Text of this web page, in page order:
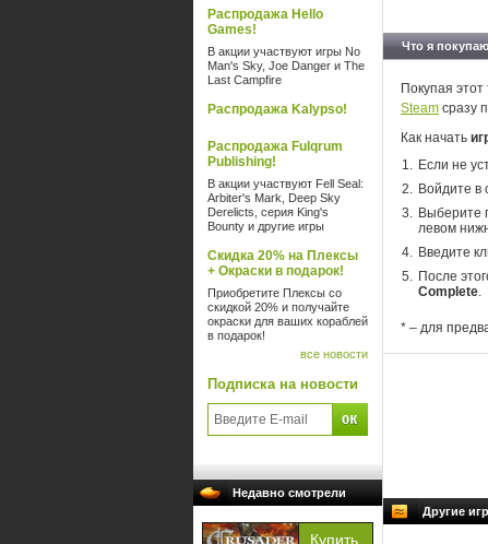
Распродажа Hello
Games!
В акции участвуют игры No
Man's Sky, Joe Danger и The
Last Campfire
Распродажа Kalypso!
Распродажа Fulqrum
Publishing!
В акции участвуют Fell Seal:
Arbiter's Mark, Deep Sky
Derelicts, серия King's
Bounty и другие игры
Скидка 20% на Плексы
+ Окраски в подарок!
Приобретите Плексы со
скидкой 20% и получайте
окраски для ваших кораблей
в подарок!
все новости
Подписка на новости
Недавно смотрели
Что я покупаю
Покупая этот
Steam сразу
Как начать
Если не
Войдите в
Выберите
левом
Введите
После
Complete.
* – для
Другие